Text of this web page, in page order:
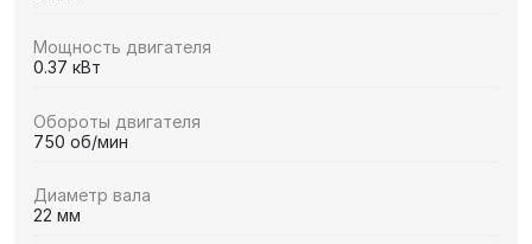
Мощность двигателя
0.37 кВт
Обороты двигателя
750 об/мин
Диаметр вала
22 мм